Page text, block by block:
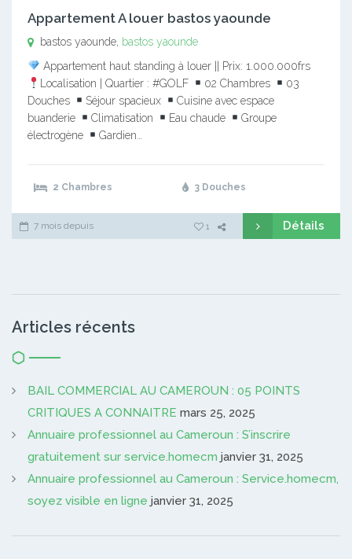
Appartement A louer bastos yaounde
bastos yaounde, bastos yaounde
Appartement haut standing à louer || Prix: 1.000.000frs
Localisation | Quartier : #GOLF
02 Chambres
03
Douches
Séjour spacieux
Cuisine avec espace
buanderie
Climatisation Eau chaude
Groupe
électrogène
Gardien…
2 Chambres 3 Douches
7 mois depuis 1 Détails
Articles récents
BAIL COMMERCIAL AU CAMEROUN : 05 POINTS
CRITIQUES A CONNAITRE mars 25, 2025
Annuaire professionnel au Cameroun : S’inscrire
gratuitement sur service.homecm janvier 31, 2025
Annuaire professionnel au Cameroun : Service.homecm,
soyez visible en ligne janvier 31, 2025